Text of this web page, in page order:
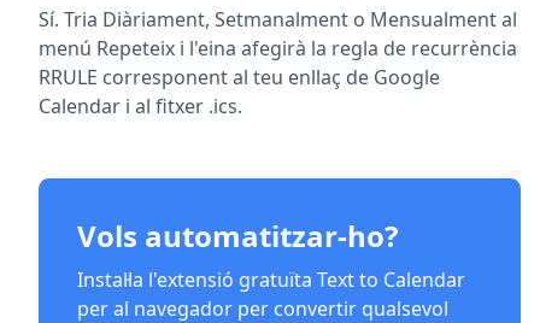
Sí. Tria Diàriament, Setmanalment o Mensualment al
menú Repeteix i l'eina afegirà la regla de recurrència
RRULE corresponent al teu enllaç de Google
Calendar i al fitxer .ics.
Vols automatitzar-ho?
Instal·la l'extensió gratuïta Text to Calendar
per al navegador per convertir qualsevol